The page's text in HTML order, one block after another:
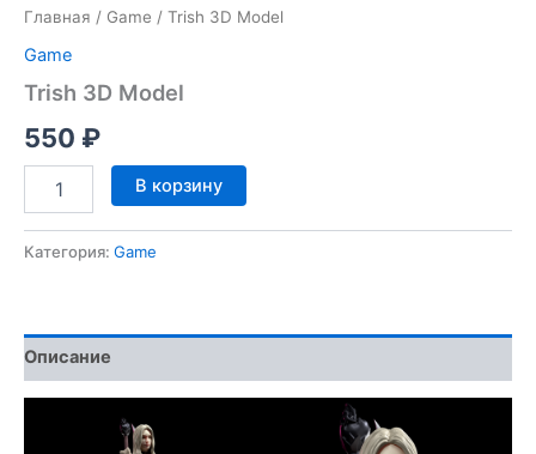
Главная / Game / Trish 3D Model
Game
Trish 3D Model
550 ₽
Количество
товара
3D
В корзину
Категория: Game
Описание